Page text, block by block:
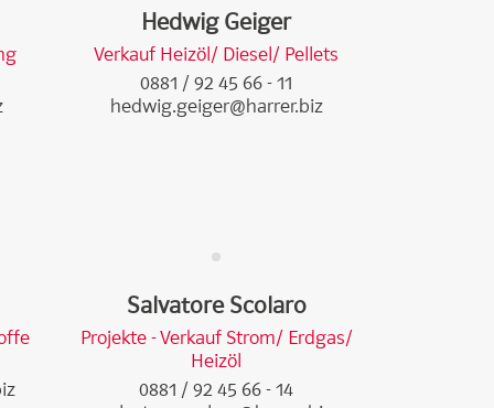
Hedwig Geiger
Verkauf Heizöl/ Diesel/ Pellets
0881 / 92 45 66 - 11
hedwig.geiger@harrer.biz
Salvatore Scolaro
Projekte - Verkauf Strom/ Erdgas/
Heizöl
0881 / 92 45 66 - 14